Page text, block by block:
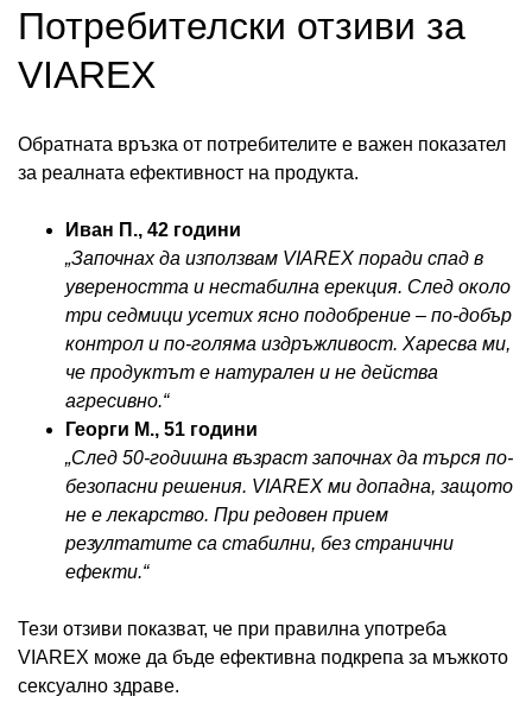
Потребителски отзиви за
VIAREX
Обратната връзка от потребителите е важен показател
за реалната ефективност на продукта.
Иван П., 42 години
„Започнах да използвам VIAREX поради спад в
увереността и нестабилна ерекция. След около
три седмици усетих ясно подобрение – по-добър
контрол и по-голяма издръжливост. Харесва ми,
че продуктът е натурален и не действа
агресивно.“
Георги М., 51 години
„След 50-годишна възраст започнах да търся по-
безопасни решения. VIAREX ми допадна, защото
не е лекарство. При редовен прием
резултатите са стабилни, без странични
ефекти.“
Тези отзиви показват, че при правилна употреба
VIAREX може да бъде ефективна подкрепа за мъжкото
сексуално здраве.